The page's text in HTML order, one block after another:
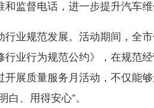
监督电话，进一步提升汽车
规范发展。活动期间，全市
行业行为规范公约》，在规范
开展质量服务月活动，不仅能
白、用得安心”。